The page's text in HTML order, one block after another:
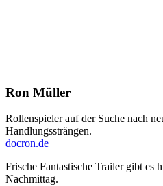
Ron Müller
Rollenspieler auf der Suche nach
Handlungssträngen.
docron.de
Frische Fantastische Trailer gibt es
Nachmittag.